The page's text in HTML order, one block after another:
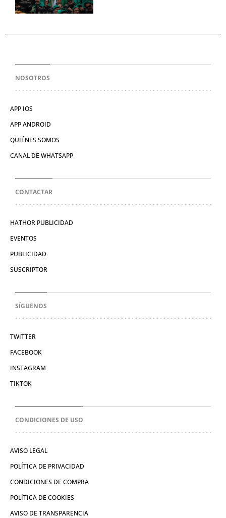
NOSOTROS
APP IOS
APP ANDROID
QUIÉNES SOMOS
CANAL DE WHATSAPP
CONTACTAR
HATHOR PUBLICIDAD
EVENTOS
PUBLICIDAD
SUSCRIPTOR
SÍGUENOS
TWITTER
FACEBOOK
INSTAGRAM
TIKTOK
CONDICIONES DE USO
AVISO LEGAL
POLÍTICA DE PRIVACIDAD
CONDICIONES DE COMPRA
POLÍTICA DE COOKIES
AVISO DE TRANSPARENCIA